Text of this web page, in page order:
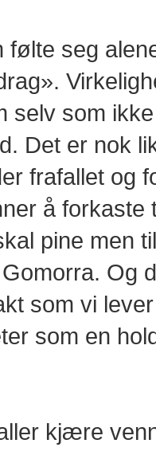
følte seg
selv som
Det er nok
frafallet og
å
pine men
Og
som vi
som en
kjære